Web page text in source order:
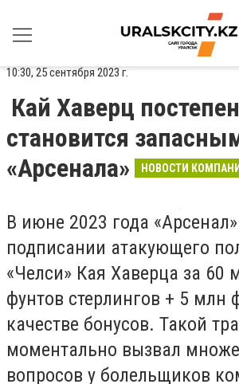
10:30, 25 сентября 2023 г.
Кай Хаверц
становится
«Арсенала»
НОВОСТИ
В июне 2023 года
подписании атакующего
«Челси» Кая Хаверца за 60
фунтов стерлингов + 5 млн
качестве бонусов. Такой
моментально вызвал
вопросов у болельщиков